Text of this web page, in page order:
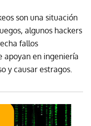
son una situación
algunos hackers
fallos
apoyan en ingeniería
y causar estragos.